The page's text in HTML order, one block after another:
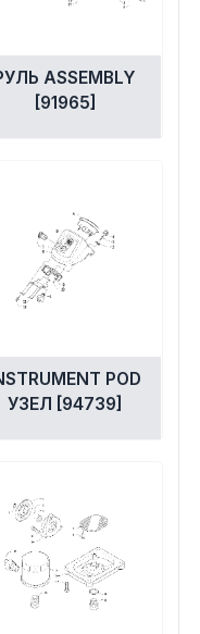
ASSEMBLY
[91965]
POD
УЗЕЛ [94739]